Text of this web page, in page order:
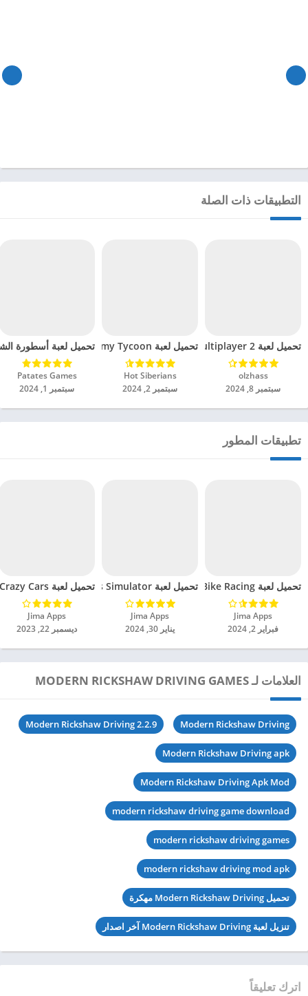
التطبيقات ذات الصلة
تحميل لعبة Car Parking Multiplayer 2 مهكرة للاندرويد 2024
olzhass‏
سبتمبر 8, 2024
تحميل لعبة The Idle Forces Army Tycoon مهكرة للاندرويد 2024
Hot Siberians‏
سبتمبر 2, 2024
تحميل لعبة أسطورة
Patates Games‏
سبتمبر 1, 2024
تطبيقات المطور
تحميل لعبة Bike Racing مهكرة للاندرويد 2024
Jima Apps‏
فبراير 2, 2024
تحميل لعبة Bus Simulator مهكرة للاندرويد 2024
Jima Apps‏
يناير 30, 2024
تحميل لعبة Crazy Cars مهكرة للاندرويد 2024
Jima Apps‏
ديسمبر 22, 2023
العلامات لـ MODERN RICKSHAW DRIVING GAMES
Modern Rickshaw Driving
Modern Rickshaw Driving 2.2.9
Modern Rickshaw Driving apk
Modern Rickshaw Driving Apk Mod
modern rickshaw driving game download
modern rickshaw driving games
modern rickshaw driving mod apk
تحميل Modern Rickshaw Driving مهكرة
تنزيل لعبة Modern Rickshaw Driving آخر اصدار
اترك تعليقاً